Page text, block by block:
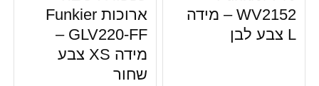
WV2152 – מידה
L צבע לבן
ארוכות Funkier
GLV220-FF –
מידה XS צבע
שחור